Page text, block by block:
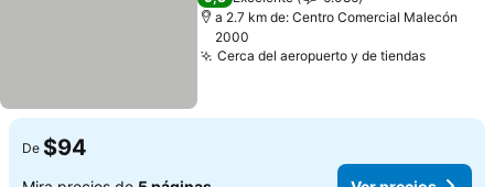
a 2.7 km de: Centro Comercial Malecón
2000
Cerca del aeropuerto y de tiendasVer
De $94